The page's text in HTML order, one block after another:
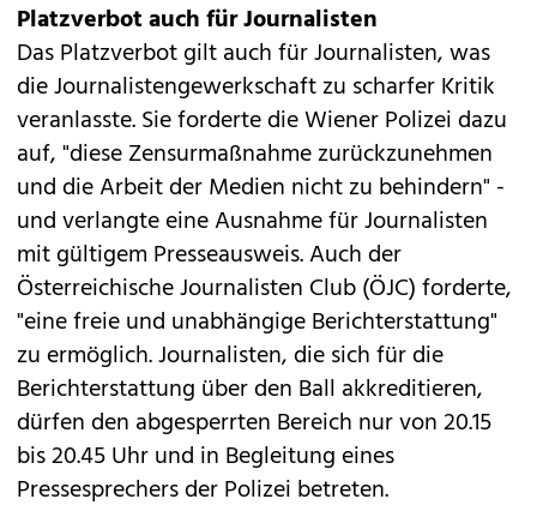
Platzverbot auch für Journalisten
Das Platzverbot gilt auch für Journalisten, was
die Journalistengewerkschaft zu scharfer Kritik
veranlasste. Sie forderte die Wiener Polizei dazu
auf, "diese Zensurmaßnahme zurückzunehmen
und die Arbeit der Medien nicht zu behindern" -
und verlangte eine Ausnahme für Journalisten
mit gültigem Presseausweis. Auch der
Österreichische Journalisten Club (ÖJC) forderte,
"eine freie und unabhängige Berichterstattung"
zu ermöglich. Journalisten, die sich für die
Berichterstattung über den Ball akkreditieren,
dürfen den abgesperrten Bereich nur von 20.15
bis 20.45 Uhr und in Begleitung eines
Pressesprechers der Polizei betreten.